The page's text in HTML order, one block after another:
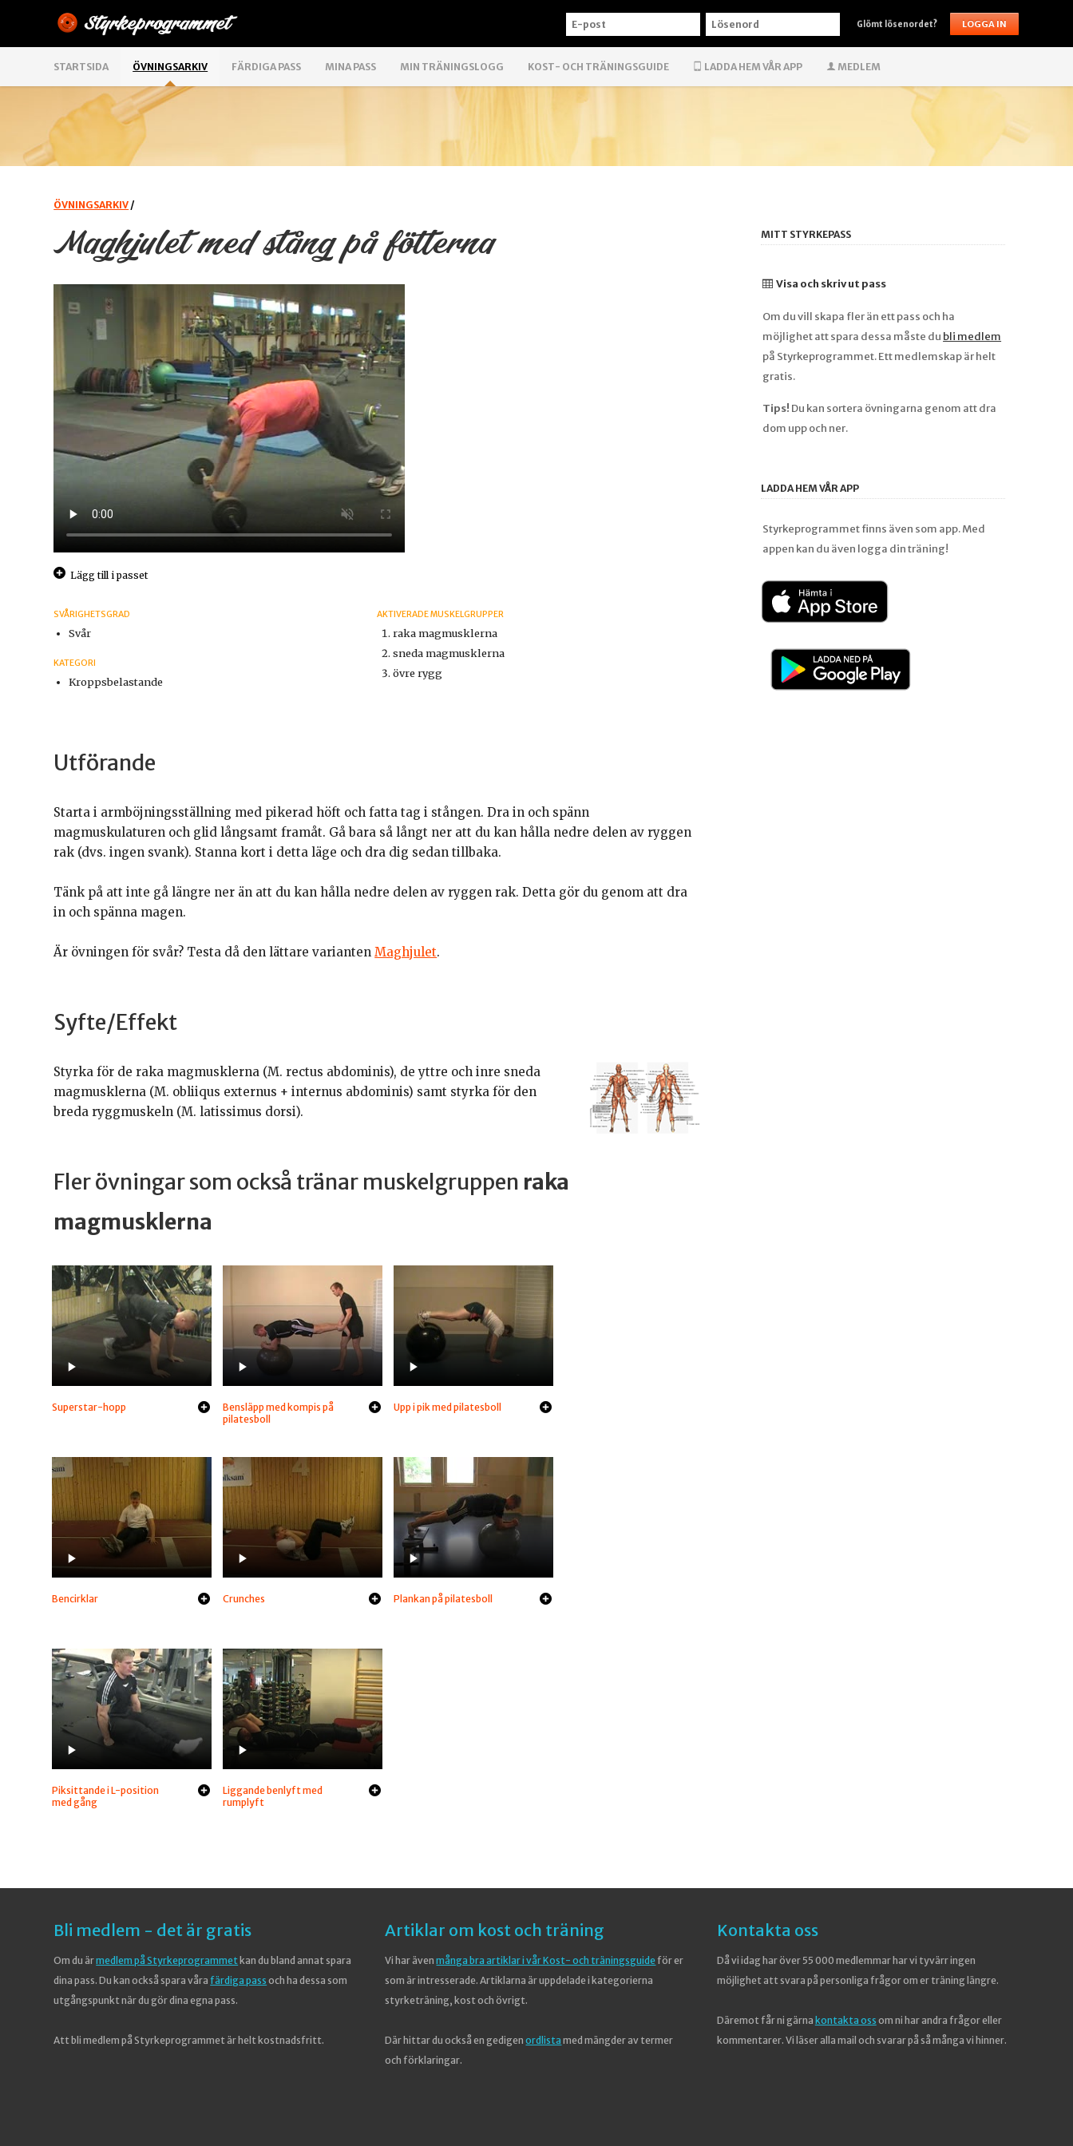
E-
LÖSENORD Glömt lösenordet?
STARTSIDA ÖVNINGSARKIV FÄRDIGA PASS MINA PASS MIN TRÄNINGSLOGG KOST- OCH TRÄNINGSGUIDE LADDA HEM VÅR APP MEDLEM
ÖVNINGSARKIV /
Maghjulet med stång på fötterna
Lägg till i passet
SVÅRIGHETSGRAD
Svår
KATEGORI
Kroppsbelastande
AKTIVERADE MUSKELGRUPPER
raka magmusklerna
sneda magmusklerna
övre rygg
Utförande
Starta i armböjningsställning med pikerad höft och fatta tag i stången. Dra in och spänn
magmuskulaturen och glid långsamt framåt. Gå bara så långt ner att du kan hålla nedre delen av ryggen
rak (dvs. ingen svank). Stanna kort i detta läge och dra dig sedan tillbaka.
Tänk på att inte gå längre ner än att du kan hålla nedre delen av ryggen rak. Detta gör du genom att dra
in och spänna magen.
Är övningen för svår? Testa då den lättare variantenMaghjulet.
Syfte/Effekt
Styrka för de raka magmusklerna (M. rectus abdominis), de yttre och inre sneda
magmusklerna (M. obliiqus externus + internus abdominis) samt styrka för den
breda ryggmuskeln (M. latissimus dorsi).
Fler övningar som också tränar muskelgruppen raka
magmusklerna
Superstar-hopp
Bensläpp med kompis på
pilatesboll
Upp i pik med pilatesboll
Bencirklar Crunches Plankan på pilatesboll
Piksittande i L-position
med gång
Liggande benlyft med
rumplyft
MITT STYRKEPASS
Visa och skriv ut pass
Om du vill skapa fler än ett pass och ha
möjlighet att spara dessa måste du bli medlem
på Styrkeprogrammet. Ett medlemskap är helt
gratis.
Tips! Du kan sortera övningarna genom att dra
dom upp och ner.
LADDA HEM VÅR APP
Styrkeprogrammet finns även som app. Med
appen kan du även logga din träning!
Bli medlem - det är gratis
Om du ärmedlem på Styrkeprogrammetkan du bland annat spara
dina pass. Du kan också spara vårafärdiga pass och ha dessa som
utgångspunkt när du gör dina egna pass.
Att bli medlem på Styrkeprogrammet är helt kostnadsfritt.
Artiklar om kost och träning
Vi har ävenmånga bra artiklar i vår Kost- och träningsguideför er
som är intresserade. Artiklarna är uppdelade i kategorierna
styrketräning, kost och övrigt.
Där hittar du också en gedigenordlista med mängder av termer
och förklaringar.
Kontakta oss
Då vi idag har över 55 000 medlemmar har vi tyvärr ingen
möjlighet att svara på personliga frågor om er träning längre.
Däremot får ni gärna kontakta oss om ni har andra frågor eller
kommentarer. Vi läser alla mail och svarar på så många vi hinner.